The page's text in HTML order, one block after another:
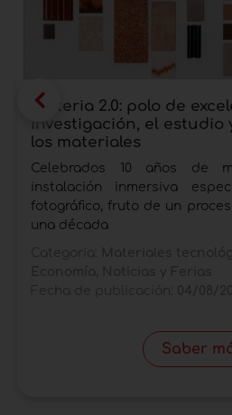
Materia 2.0: polo de
investigación, el estudio
los materiales
Celebrados 10 años de
instalación inmersiva
fotográfico, fruto de un
una década
Saber